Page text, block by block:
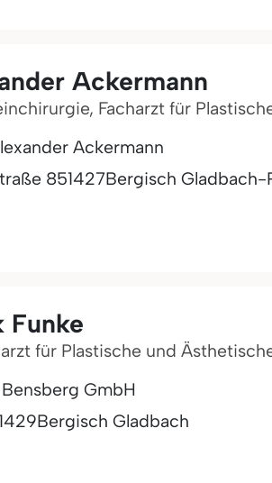
Ackermann
Facharzt für
Ackermann
851427Bergisch Gladbach-
Funke
für Plastische und
GmbH
Bergisch Gladbach